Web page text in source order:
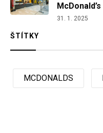
McDonald’s
31. 1. 2025
ŠTÍTKY
MCDONALDS